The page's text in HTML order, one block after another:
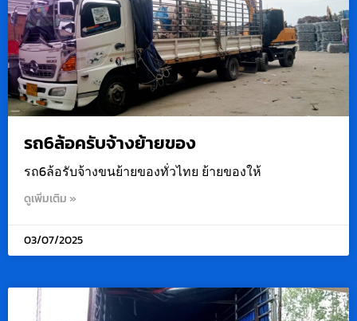
รถ6ล้อครับจ้างย้ายของ
รถ6ล้อรับจ้างขนย้ายของทั่วไทย ย้ายของให้
ดูเพิ่มเติม »
03/07/2025